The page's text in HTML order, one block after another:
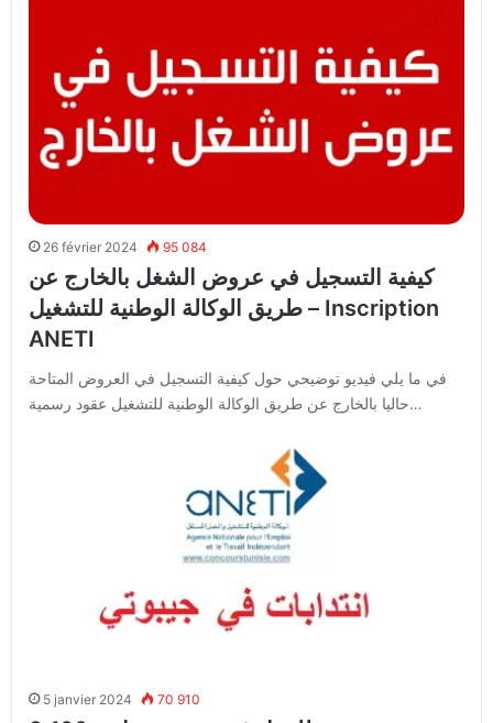
26 février 2024 95 084
كيفية التسجيل في عروض الشغل بالخارج عن
طريق الوكالة الوطنية للتشغيل – Inscription
ANETI
في ما يلي فيديو توضيحي حول كيفية التسجيل في العروض المتاحة
حاليا بالخارج عن طريق الوكالة الوطنية للتشغيل عقود رسمية…
5 janvier 2024 70 910